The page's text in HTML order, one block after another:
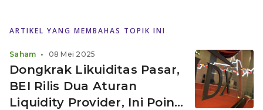
ARTIKEL YANG MEMBAHAS TOPIK INI
Dongkrak Likuiditas Pasar,
BEI Rilis Dua Aturan
Liquidity Provider, Ini Poin
Saham • 08 Mei 2025